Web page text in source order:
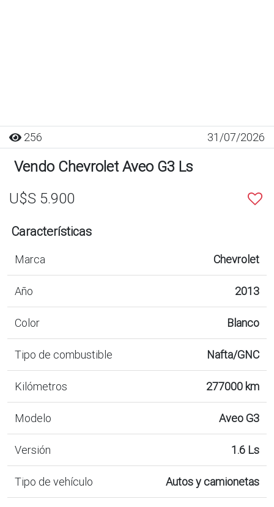
256 31/07/2026
Vendo Chevrolet Aveo G3 Ls
U$S 5.900
Características
Marca Chevrolet
Año 2013
Color Blanco
Tipo de combustible Nafta/GNC
Kilómetros 277000 km
Modelo Aveo G3
Versión 1.6 Ls
Tipo de vehículo Autos y camionetas